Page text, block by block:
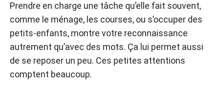
Prendre en charge une tâche qu’elle fait souvent,
comme le ménage, les courses, ou s’occuper des
petits-enfants, montre votre reconnaissance
autrement qu’avec des mots. Ça lui permet aussi
de se reposer un peu. Ces petites attentions
comptent beaucoup.